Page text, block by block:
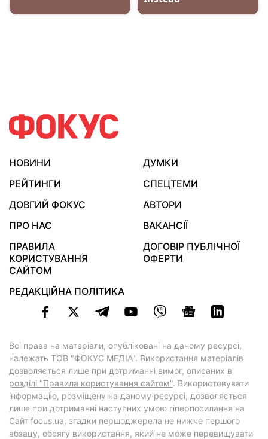
НОВИНИ
ДУМКИ
РЕЙТИНГИ
СПЕЦТЕМИ
ДОВГИЙ ФОКУС
АВТОРИ
ПРО НАС
ВАКАНСІЇ
ПРАВИЛА
КОРИСТУВАННЯ
САЙТОМ
ДОГОВІР ПУБЛІЧНОЇ
ОФЕРТИ
РЕДАКЦІЙНА ПОЛІТИКА
Всі права на матеріали, опубліковані на даному ресурсі,
належать ТОВ "ФОКУС МЕДІА". Використання матеріалів
дозволяється лише при дотриманні вимог, описаних в
розділі "Правила користування сайтом". Використовувати
інформацію, розміщену на даному ресурсі, дозволяється
лише при дотриманні наступних умов: гіперпосилання на
Cайт focus.ua, згадки першоджерела не нижче першого
абзацу, обсягу використання, який не може перевищувати